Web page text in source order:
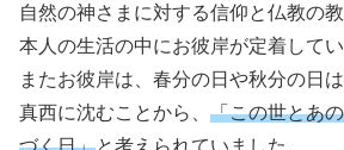
自然の神さまに対する信仰と仏教の
本人の生活の中にお彼岸が定着してい
またお彼岸は、春分の日や秋分の日
真西に沈むことから、 「この世とあ
づく日」と考えられていました。